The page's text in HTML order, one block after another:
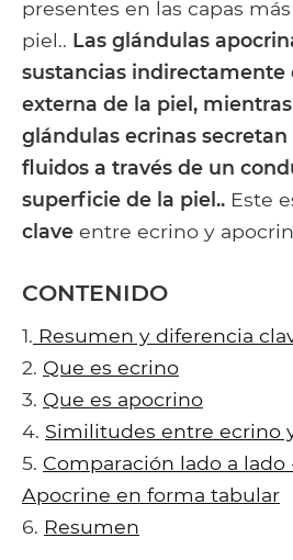
presentes en las capas
piel.. Las glándulas
sustancias indirectamente
externa de la piel,
glándulas ecrinas
fluidos a través de un
superficie de la piel.. Este
clave entre ecrino y
CONTENIDO
1. Resumen y diferencia
2. Que es ecrino
3. Que es apocrino
4. Similitudes entre ecrino
5. Comparación lado a lado
Apocrine en forma tabular
6. Resumen